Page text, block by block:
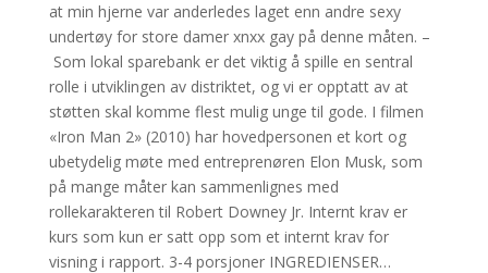
at min hjerne var anderledes laget enn andre sexy
undertøy for store damer xnxx gay på denne måten. –
Som lokal sparebank er det viktig å spille en sentral
rolle i utviklingen av distriktet, og vi er opptatt av at
støtten skal komme flest mulig unge til gode. I filmen
«Iron Man 2» (2010) har hovedpersonen et kort og
ubetydelig møte med entreprenøren Elon Musk, som
på mange måter kan sammenlignes med
rollekarakteren til Robert Downey Jr. Internt krav er
kurs som kun er satt opp som et internt krav for
visning i rapport. 3-4 porsjoner INGREDIENSER…